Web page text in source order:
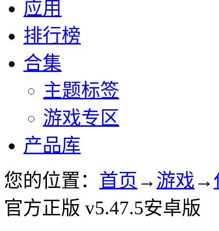
应用
排行榜
合集
主题标签
游戏专区
产品库
您的位置： 首页 → 游戏 →
官方正版 v5.47.5安卓版